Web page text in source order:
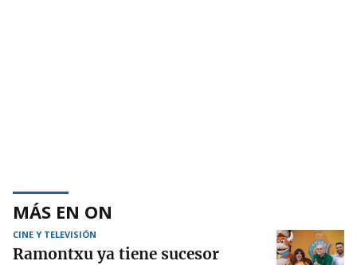
MÁS EN ON
CINE Y TELEVISIÓN
Ramontxu ya tiene sucesor